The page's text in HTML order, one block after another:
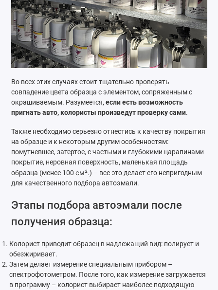
Во всех этих случаях стоит тщательно проверять
совпадение цвета образца с элементом, сопряженным с
окрашиваемым. Разумеется, если есть возможность
пригнать авто, колористы произведут проверку сами.
Также необходимо серьезно отнестись к качеству покрытия
на образце и к некоторым другим особенностям:
помутневшее, затертое, с частыми и глубокими царапинами
покрытие, неровная поверхность, маленькая площадь
образца (менее 100 см².) – все это делает его непригодным
для качественного подбора автоэмали.
Этапы подбора автоэмали после
получения образца:
Колорист приводит образец в надлежащий вид: полирует и
обезжиривает.
Затем делает измерение специальным прибором –
спектрофотометром. После того, как измерение загружается
в программу – колорист выбирает наиболее подходящую